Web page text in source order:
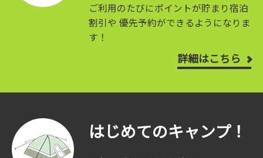
ご利用のたびにポイントが貯まり宿泊
割引や 優先予約ができるようになりま
す！
詳細はこちら
はじめてのキャンプ！